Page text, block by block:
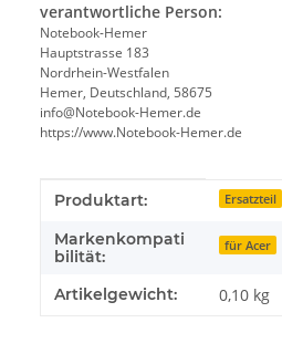
verantwortliche Person:
Notebook-Hemer
Hauptstrasse 183
Nordrhein-Westfalen
Hemer, Deutschland, 58675
info@Notebook-Hemer.de
https://www.Notebook-Hemer.de
Produkteigenschaft
Wert
Produktart: Ersatzteil
Markenkompati
bilität:
für Acer
Artikelgewicht: 0,10 kg